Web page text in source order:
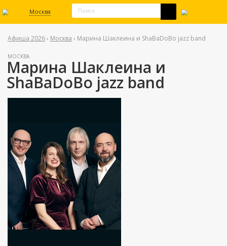
Москва
Афиша 2026› Москва › Марина Шаклеина и ShaBaDoBo jazz band
МОСКВА
Марина Шаклеина и
ShaBaDoBo jazz band